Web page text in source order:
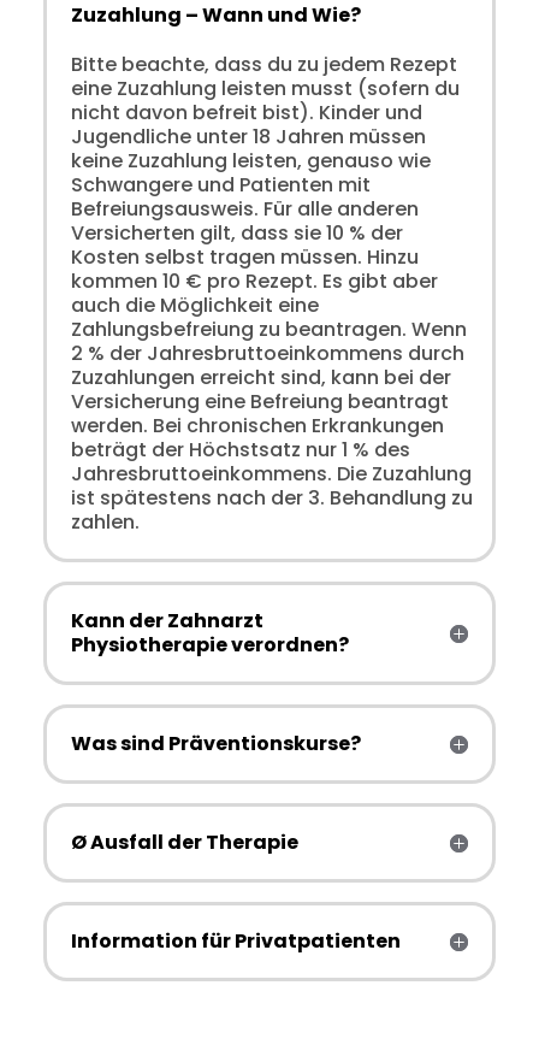
Zuzahlung – Wann und Wie?
Bitte beachte, dass du zu jedem Rezept
eine Zuzahlung leisten musst (sofern du
nicht davon befreit bist). Kinder und
Jugendliche unter 18 Jahren müssen
keine Zuzahlung leisten, genauso wie
Schwangere und Patienten mit
Befreiungsausweis. Für alle anderen
Versicherten gilt, dass sie 10 % der
Kosten selbst tragen müssen. Hinzu
kommen 10 € pro Rezept. Es gibt aber
auch die Möglichkeit eine
Zahlungsbefreiung zu beantragen. Wenn
2 % der Jahresbruttoeinkommens durch
Zuzahlungen erreicht sind, kann bei der
Versicherung eine Befreiung beantragt
werden. Bei chronischen Erkrankungen
beträgt der Höchstsatz nur 1 % des
Jahresbruttoeinkommens. Die Zuzahlung
ist spätestens nach der 3. Behandlung zu
zahlen.
Kann der Zahnarzt
Physiotherapie verordnen?
Was sind Präventionskurse?
Ø Ausfall der Therapie
Information für Privatpatienten